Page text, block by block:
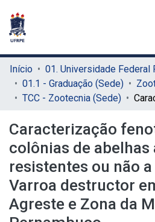
Início
01.1 - Graduação (Sede)
TCC - Zootecnia (Sede)
Caracterização
colônias de
resistentes ou não
Varroa destructor
Agreste e Zona da